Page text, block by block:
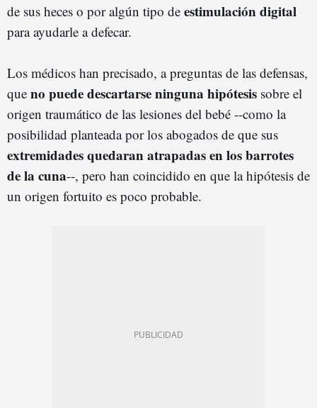
de sus heces o por algún tipo de estimulación digital
para ayudarle a defecar.
Los médicos han precisado, a preguntas de las defensas,
que no puede descartarse ninguna hipótesis sobre el
origen traumático de las lesiones del bebé --como la
posibilidad planteada por los abogados de que sus
extremidades quedaran atrapadas en los barrotes
de la cuna--, pero han coincidido en que la hipótesis de
un origen fortuito es poco probable.